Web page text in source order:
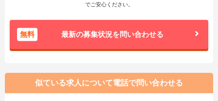
でご安心ください。
無料 最新の募集状況を問い合わせる
似ている求人について電話で問い合わせる